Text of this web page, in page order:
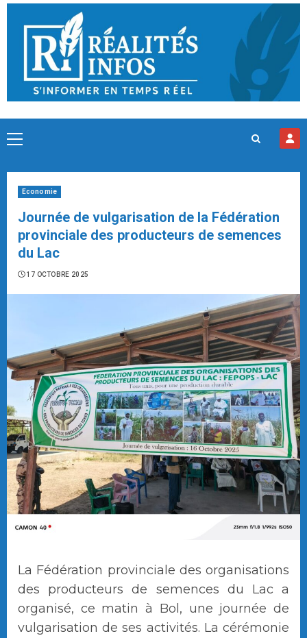
Skip
content
Primary
Economie
Journée de vulgarisation de la Fédération
provinciale des producteurs de semences
du Lac
17 OCTOBRE 2025
La Fédération provinciale des organisations
des producteurs de semences du Lac a
organisé, ce matin à Bol, une journée de
vulgarisation de ses activités. La cérémonie